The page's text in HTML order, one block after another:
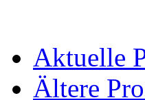
Aktuelle
Ältere